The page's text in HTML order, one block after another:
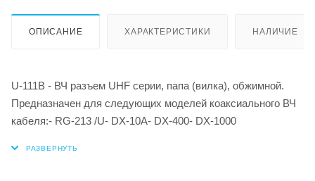
ОПИСАНИЕ ХАРАКТЕРИСТИКИ НАЛИЧИЕ
U-111B - ВЧ разъем UHF серии, папа (вилка), обжимной.
Предназначен для следующих моделей коаксиального ВЧ
кабеля:- RG-213 /U- DX-10A- DX-400- DX-1000